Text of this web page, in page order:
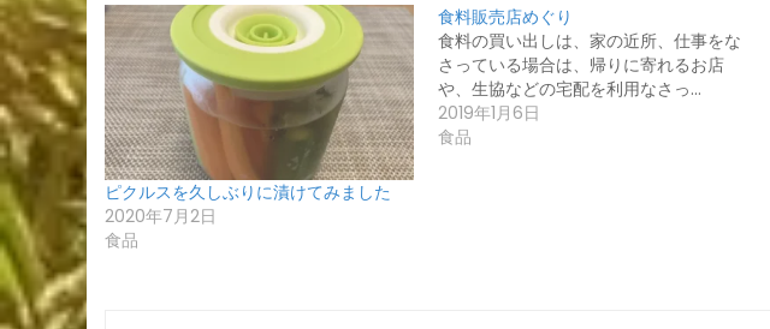
ピクルスを久しぶりに漬けてみました
2020年7月2日
食品
食料販売店めぐり
食料の買い出しは、家の近所、仕事をな
さっている場合は、帰りに寄れるお店
や、生協などの宅配を利用なさっ…
2019年1月6日
食品